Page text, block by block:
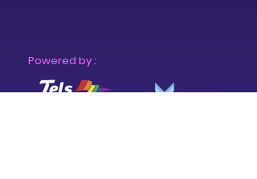
Powered by :